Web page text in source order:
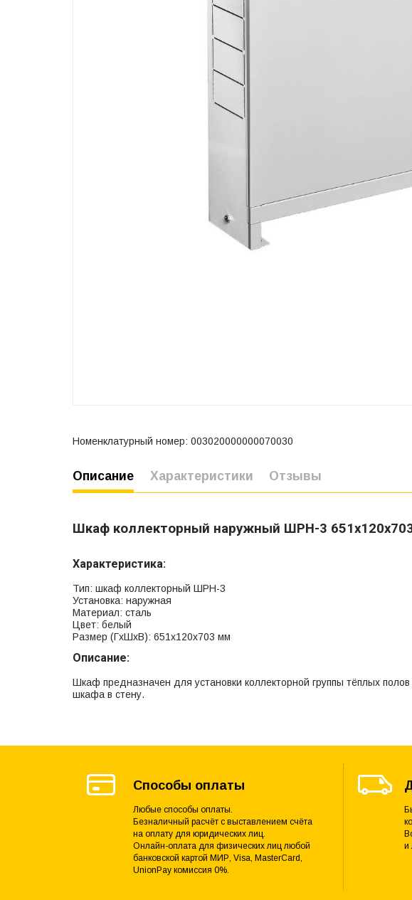
Номенклатурный номер: 003020000000070030
Описание Характеристики Отзывы
Шкаф коллекторный наружный ШРН-3
Характеристика:
Тип: шкаф коллекторный ШРН-3
Установка: наружная
Материал: сталь
Цвет: белый
Размер (ГхШхВ): 651х120х703 мм
Описание:
Шкаф предназначен для установки коллекторной группы тёплых
шкафа в стену.
Способы оплаты
Любые способы оплаты.
Безналичный расчёт с выставлением счёта
на оплату для юридических лиц.
Онлайн-оплата для физических лиц любой
банковской картой МИР, Visa, MasterCard,
UnionPay комиссия 0%.
и